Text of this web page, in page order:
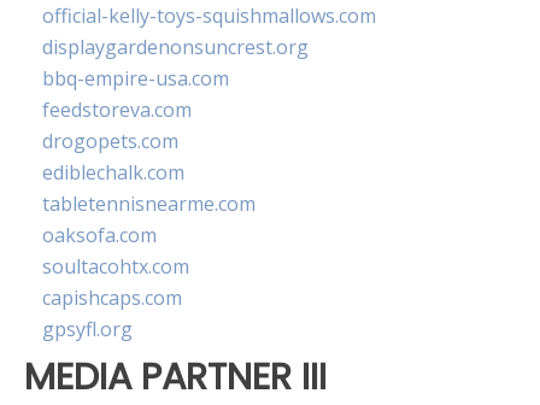
official-kelly-toys-squishmallows.com
displaygardenonsuncrest.org
bbq-empire-usa.com
feedstoreva.com
drogopets.com
ediblechalk.com
tabletennisnearme.com
oaksofa.com
soultacohtx.com
capishcaps.com
gpsyfl.org
MEDIA PARTNER III